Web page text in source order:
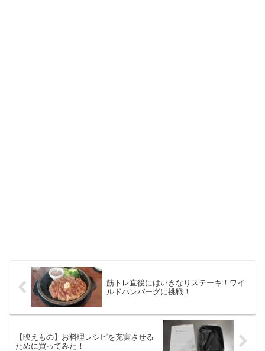
筋トレ直後にはいきなりステーキ！ワイ
ルドハンバーグに挑戦！
【映えもの】お料理レシピを充実させる
ために買ってみた！